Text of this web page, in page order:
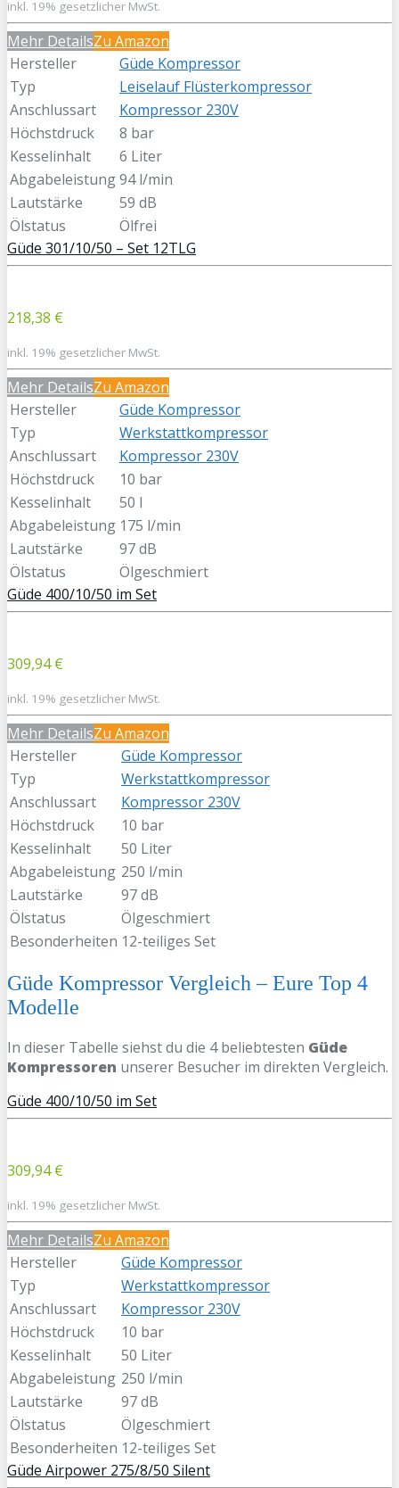
inkl. 19% gesetzlicher MwSt.
Mehr DetailsZu Amazon
Hersteller
Güde Kompressor
Typ
Leiselauf Flüsterkompressor
Anschlussart
Kompressor 230V
Höchstdruck
8 bar
Kesselinhalt
6 Liter
Abgabeleistung94 l/min
Lautstärke
59 dB
Ölstatus
Ölfrei
Güde 301/10/50 – Set 12TLG
218,38 €
inkl. 19% gesetzlicher MwSt.
Mehr DetailsZu Amazon
Hersteller
Güde Kompressor
Typ
Werkstattkompressor
Anschlussart
Kompressor 230V
Höchstdruck
10 bar
Kesselinhalt
50 l
Abgabeleistung 175 l/min
Lautstärke
97 dB
Ölstatus
Ölgeschmiert
Güde 400/10/50 im Set
309,94 €
inkl. 19% gesetzlicher MwSt.
Mehr DetailsZu Amazon
Hersteller
Güde Kompressor
Typ
Werkstattkompressor
Anschlussart
Kompressor 230V
Höchstdruck
10 bar
Kesselinhalt
50 Liter
Abgabeleistung 250 l/min
Lautstärke
97 dB
Ölstatus
Ölgeschmiert
Besonderheiten 12-teiliges Set
Güde Kompressor Vergleich – Eure Top 4
Modelle
In dieser Tabelle siehst du die 4 beliebtesten Güde
Kompressoren unserer Besucher im direkten Vergleich.
Güde 400/10/50 im Set
309,94 €
inkl. 19% gesetzlicher MwSt.
Mehr DetailsZu Amazon
Hersteller
Güde Kompressor
Typ
Werkstattkompressor
Anschlussart
Kompressor 230V
Höchstdruck
10 bar
Kesselinhalt
50 Liter
Abgabeleistung 250 l/min
Lautstärke
97 dB
Ölstatus
Ölgeschmiert
Besonderheiten 12-teiliges Set
Güde Airpower 275/8/50 Silent